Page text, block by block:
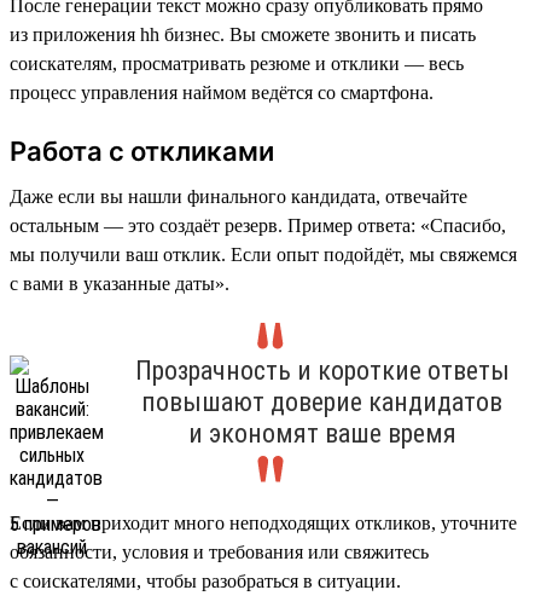
После генерации текст можно сразу опубликовать прямо
из приложения hh бизнес. Вы сможете звонить и писать
соискателям, просматривать резюме и отклики — весь
процесс управления наймом ведётся со смартфона.
Работа с откликами
Даже если вы нашли финального кандидата, отвечайте
остальным — это создаёт резерв. Пример ответа: «Спасибо,
мы получили ваш отклик. Если опыт подойдёт, мы свяжемся
с вами в указанные даты».
Прозрачность и короткие ответы
повышают доверие кандидатов
и экономят ваше время
Если вам приходит много неподходящих откликов, уточните
обязанности, условия и требования или свяжитесь
с соискателями, чтобы разобраться в ситуации.